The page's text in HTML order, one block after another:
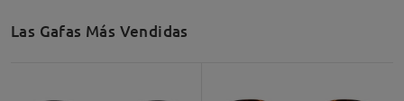
Las Gafas Más Vendidas